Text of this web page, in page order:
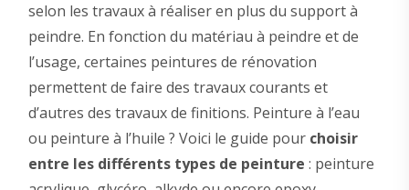
selon les travaux à réaliser en plus du support à
peindre. En fonction du matériau à peindre et de
l’usage, certaines peintures de rénovation
permettent de faire des travaux courants et
d’autres des travaux de finitions. Peinture à l’eau
ou peinture à l’huile ? Voici le guide pour choisir
entre les différents types de peinture : peinture